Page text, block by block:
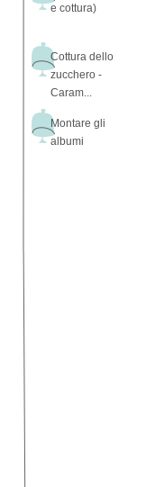
e cottura)
Cottura dello
zucchero -
Caram...
Montare gli
albumi